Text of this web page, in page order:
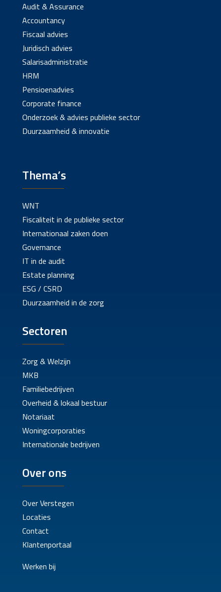
Audit & Assurance
Accountancy
Fiscaal advies
Juridisch advies
Salarisadministratie
HRM
Pensioenadvies
Corporate finance
Onderzoek & advies publieke sector
Duurzaamheid & innovatie
Thema’s
WNT
Fiscaliteit in de publieke sector
Internationaal zaken doen
Governance
IT in de audit
Estate planning
ESG / CSRD
Duurzaamheid in de zorg
Sectoren
Zorg & Welzijn
MKB
Familiebedrijven
Overheid & lokaal bestuur
Notariaat
Woningcorporaties
Internationale bedrijven
Over ons
Over Verstegen
Locaties
Contact
Klantenportaal
Werken bij